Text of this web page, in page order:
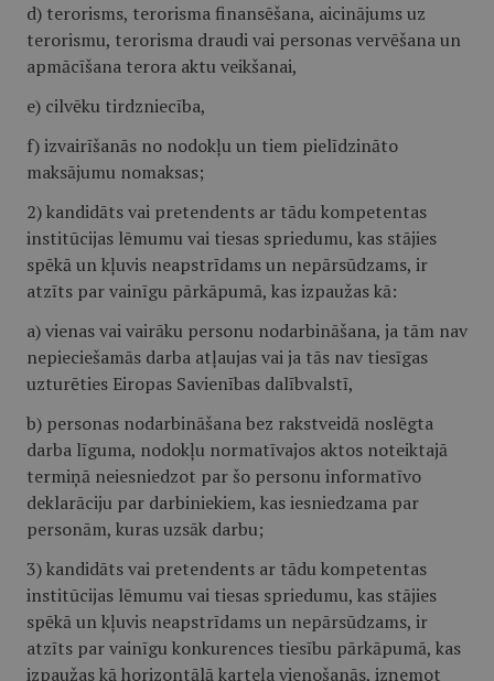
d) terorisms, terorisma finansēšana, aicinājums uz
terorismu, terorisma draudi vai personas vervēšana un
apmācīšana terora aktu veikšanai,
e) cilvēku tirdzniecība,
f) izvairīšanās no nodokļu un tiem pielīdzināto
maksājumu nomaksas;
2) kandidāts vai pretendents ar tādu kompetentas
institūcijas lēmumu vai tiesas spriedumu, kas stājies
spēkā un kļuvis neapstrīdams un nepārsūdzams, ir
atzīts par vainīgu pārkāpumā, kas izpaužas kā:
a) vienas vai vairāku personu nodarbināšana, ja tām nav
nepieciešamās darba atļaujas vai ja tās nav tiesīgas
uzturēties Eiropas Savienības dalībvalstī,
b) personas nodarbināšana bez rakstveidā noslēgta
darba līguma, nodokļu normatīvajos aktos noteiktajā
termiņā neiesniedzot par šo personu informatīvo
deklarāciju par darbiniekiem, kas iesniedzama par
personām, kuras uzsāk darbu;
3) kandidāts vai pretendents ar tādu kompetentas
institūcijas lēmumu vai tiesas spriedumu, kas stājies
spēkā un kļuvis neapstrīdams un nepārsūdzams, ir
atzīts par vainīgu konkurences tiesību pārkāpumā, kas
izpaužas kā horizontālā karteļa vienošanās, izņemot